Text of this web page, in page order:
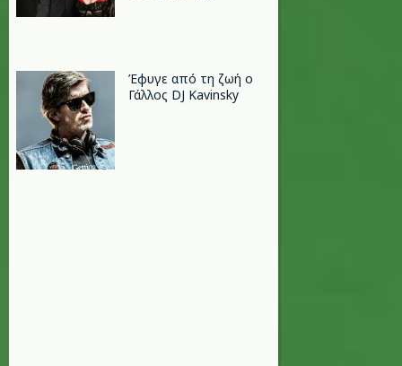
Έφυγε από τη ζωή ο
Γάλλος DJ Kavinsky